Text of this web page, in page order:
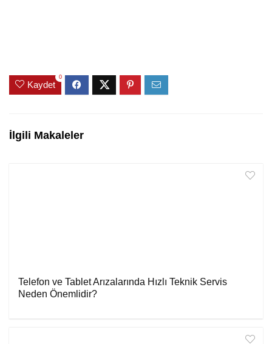
Kaydet
0
İlgili Makaleler
Telefon ve Tablet Arızalarında Hızlı Teknik Servis
Neden Önemlidir?